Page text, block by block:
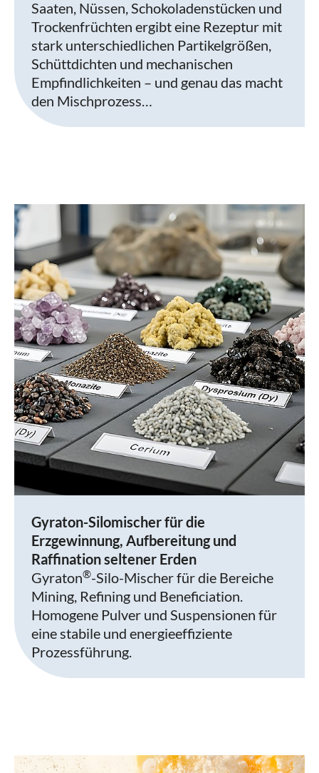
Saaten, Nüssen, Schokoladenstücken und
Trockenfrüchten ergibt eine Rezeptur mit
stark unterschiedlichen Partikelgrößen,
Schüttdichten und mechanischen
Empfindlichkeiten – und genau das macht
den Mischprozess…
Gyraton-Silomischer für die
Erzgewinnung, Aufbereitung und
Raffination seltener Erden
Gyraton®-Silo-Mischer für die Bereiche
Mining, Refining und Beneficiation.
Homogene Pulver und Suspensionen für
eine stabile und energieeffiziente
Prozessführung.